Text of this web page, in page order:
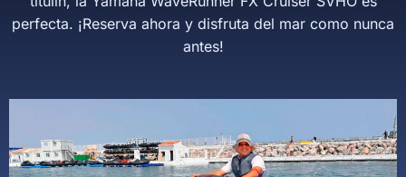
perfecta. ¡Reserva ahora y disfruta del mar como nunca
antes!